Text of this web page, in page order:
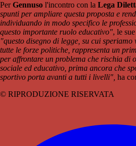
PerGennuso l'incontro con la Lega
spunti per ampliare questa proposta e
individuando in modo specifico le
questo importante ruolo educativo", le
"questo disegno di legge, su cui
tutte le forze politiche, rappresenta un
per affrontare un problema che rischia di
sociale ed educativo, prima ancora che
sportivo porta avanti a tutti i livelli", ha
© RIPRODUZIONE RISERVATA